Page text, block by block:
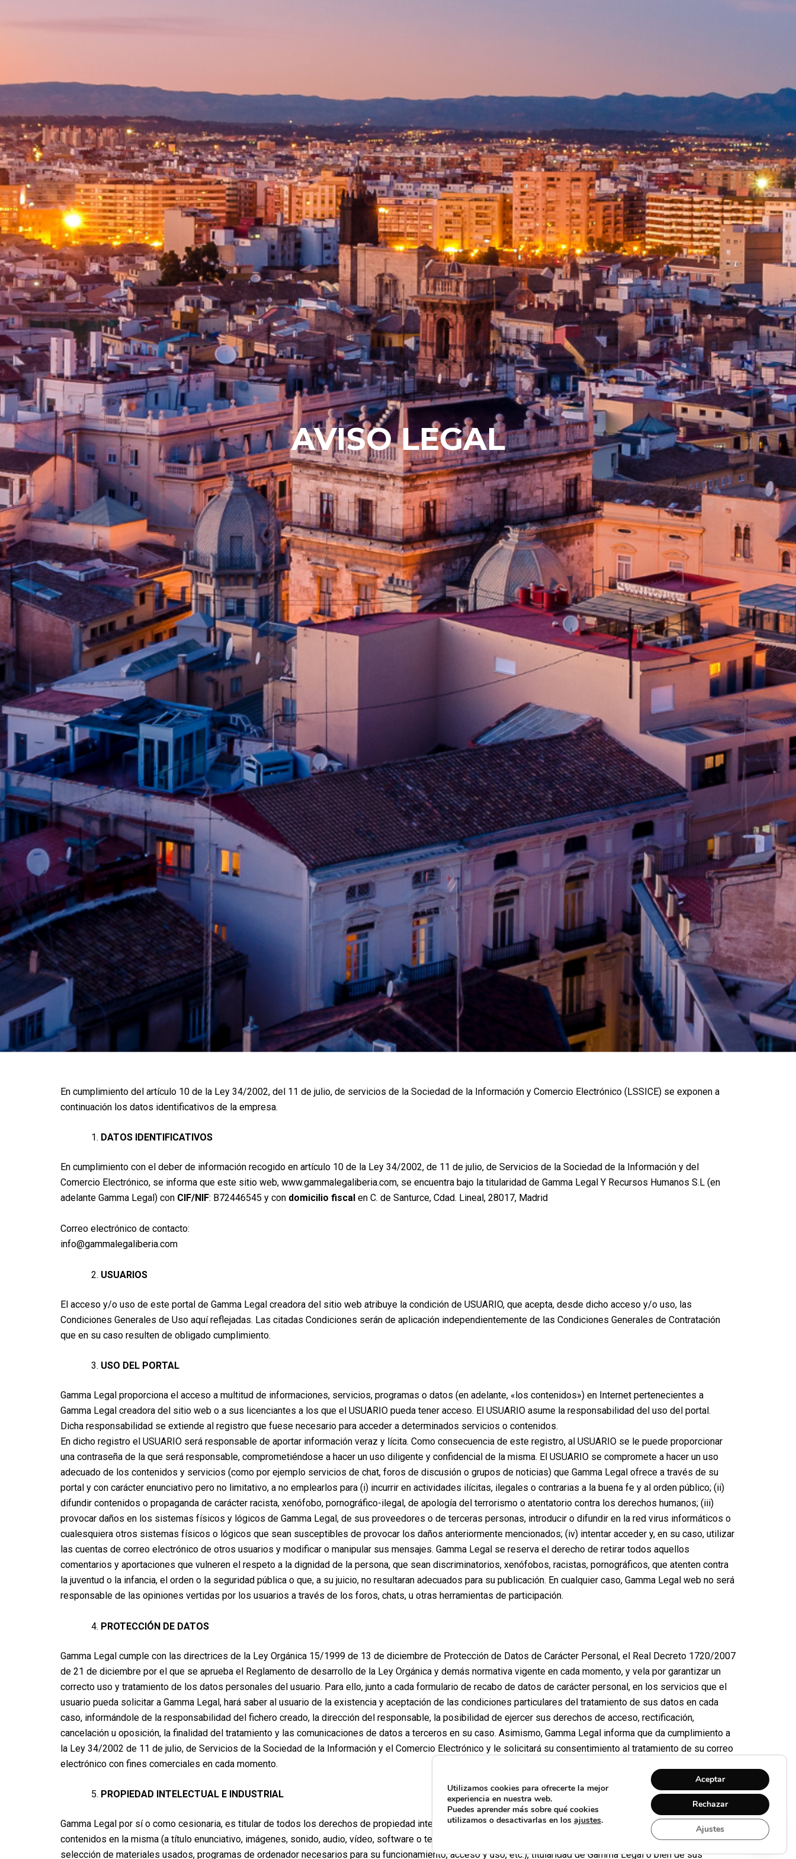
AVISO LEGAL
En cumplimiento del artículo 10 de la Ley 34/2002, del 11 de julio, de servicios de la Sociedad de la Información y Comercio Electrónico (LSSICE) se exponen a
continuación los datos identificativos de la empresa.
DATOS IDENTIFICATIVOS
En cumplimiento con el deber de información recogido en artículo 10 de la Ley 34/2002, de 11 de julio, de Servicios de la Sociedad de la Información y del
Comercio Electrónico, se informa que este sitio web, www.gammalegaliberia.com, se encuentra bajo la titularidad de Gamma Legal Y Recursos Humanos S.L (en
adelante Gamma Legal) con CIF/NIF: B72446545 y con domicilio fiscal en C. de Santurce, Cdad. Lineal, 28017, Madrid
Correo electrónico de contacto:
info@gammalegaliberia.com
USUARIOS
El acceso y/o uso de este portal de Gamma Legal creadora del sitio web atribuye la condición de USUARIO, que acepta, desde dicho acceso y/o uso, las
Condiciones Generales de Uso aquí reflejadas. Las citadas Condiciones serán de aplicación independientemente de las Condiciones Generales de Contratación
que en su caso resulten de obligado cumplimiento.
USO DEL PORTAL
Gamma Legal proporciona el acceso a multitud de informaciones, servicios, programas o datos (en adelante, «los contenidos») en Internet pertenecientes a
Gamma Legal creadora del sitio web o a sus licenciantes a los que el USUARIO pueda tener acceso. El USUARIO asume la responsabilidad del uso del portal.
Dicha responsabilidad se extiende al registro que fuese necesario para acceder a determinados servicios o contenidos.
En dicho registro el USUARIO será responsable de aportar información veraz y lícita. Como consecuencia de este registro, al USUARIO se le puede proporcionar
una contraseña de la que será responsable, comprometiéndose a hacer un uso diligente y confidencial de la misma. El USUARIO se compromete a hacer un uso
adecuado de los contenidos y servicios (como por ejemplo servicios de chat, foros de discusión o grupos de noticias) que Gamma Legal ofrece a través de su
portal y con carácter enunciativo pero no limitativo, a no emplearlos para (i) incurrir en actividades ilícitas, ilegales o contrarias a la buena fe y al orden público; (ii)
difundir contenidos o propaganda de carácter racista, xenófobo, pornográfico-ilegal, de apología del terrorismo o atentatorio contra los derechos humanos; (iii)
provocar daños en los sistemas físicos y lógicos de Gamma Legal, de sus proveedores o de terceras personas, introducir o difundir en la red virus informáticos o
cualesquiera otros sistemas físicos o lógicos que sean susceptibles de provocar los daños anteriormente mencionados; (iv) intentar acceder y, en su caso, utilizar
las cuentas de correo electrónico de otros usuarios y modificar o manipular sus mensajes. Gamma Legal se reserva el derecho de retirar todos aquellos
comentarios y aportaciones que vulneren el respeto a la dignidad de la persona, que sean discriminatorios, xenófobos, racistas, pornográficos, que atenten contra
la juventud o la infancia, el orden o la seguridad pública o que, a su juicio, no resultaran adecuados para su publicación. En cualquier caso, Gamma Legal web no será
responsable de las opiniones vertidas por los usuarios a través de los foros, chats, u otras herramientas de participación.
PROTECCIÓN DE DATOS
Gamma Legal cumple con las directrices de la Ley Orgánica 15/1999 de 13 de diciembre de Protección de Datos de Carácter Personal, el Real Decreto 1720/2007
de 21 de diciembre por el que se aprueba el Reglamento de desarrollo de la Ley Orgánica y demás normativa vigente en cada momento, y vela por garantizar un
correcto uso y tratamiento de los datos personales del usuario. Para ello, junto a cada formulario de recabo de datos de carácter personal, en los servicios que el
usuario pueda solicitar a Gamma Legal, hará saber al usuario de la existencia y aceptación de las condiciones particulares del tratamiento de sus datos en cada
caso, informándole de la responsabilidad del fichero creado, la dirección del responsable, la posibilidad de ejercer sus derechos de acceso, rectificación,
cancelación u oposición, la finalidad del tratamiento y las comunicaciones de datos a terceros en su caso. Asimismo, Gamma Legal informa que da cumplimiento a
la Ley 34/2002 de 11 de julio, de Servicios de la Sociedad de la Información y el Comercio Electrónico y le solicitará su consentimiento al tratamiento de su correo
electrónico con fines comerciales en cada momento.
PROPIEDAD INTELECTUAL E INDUSTRIAL
Gamma Legal por sí o como cesionaria, es titular de todos los derechos de propiedad intelectual e industrial de su página web, así como de los elementos
contenidos en la misma (a título enunciativo, imágenes, sonido, audio, vídeo, software o textos; marcas o logotipos, combinaciones de colores, estructura y diseño,
selección de materiales usados, programas de ordenador necesarios para su funcionamiento, acceso y uso, etc.), titularidad de Gamma Legal o bien de sus
Utilizamos cookies para ofrecerte la mejor
experiencia en nuestra web.
Puedes aprender más sobre qué cookies
utilizamos o desactivarlas en los ajustes.
Aceptar
Rechazar
Ajustes